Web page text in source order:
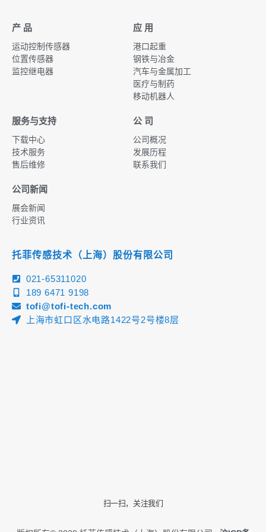
产 品
运动控制传感器
位置传感器
监控继电器
应 用
港口起重
钢铁与冶金
汽车与金属加工
医疗与制药
移动机器人
服务与支持
下载中心
技术服务
售后维修
公 司
公司概况
发展历程
联系我们
公司新闻
展会新闻
行业资讯
托菲传感技术（上海）股份有限公司
021-65311020
189 6471 9198
tofi@tofi-tech.com
上海市虹口区水电路1422号2号楼8层
扫一扫，关注我们